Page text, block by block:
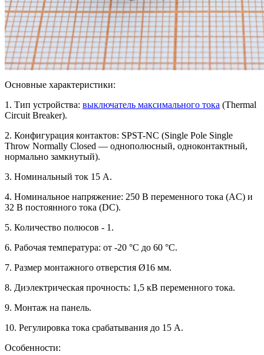
Основные характеристики:
1. Тип устройства: выключатель максимального тока (Thermal
Circuit Breaker).
2. Конфигурация контактов: SPST-NC (Single Pole Single
Throw Normally Closed — однополюсный, одноконтактный,
нормально замкнутый).
3. Номинальный ток 15 А.
4. Номинальное напряжение: 250 В переменного тока (AC) и
32 В постоянного тока (DC).
5. Количество полюсов - 1.
6. Рабочая температура: от -20 °C до 60 °C.
7. Размер монтажного отверстия Ø16 мм.
8. Диэлектрическая прочность: 1,5 кВ переменного тока.
9. Монтаж на панель.
10. Регулировка тока срабатывания до 15 А.
Особенности: